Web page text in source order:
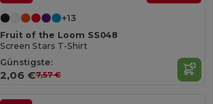
+13
Fruit of the Loom SS048
Screen Stars T-Shirt
Günstigste:
2,06 €7,57 €